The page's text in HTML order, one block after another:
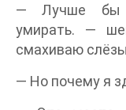
— Лучше бы
умирать. —
смахиваю
— Но почему я